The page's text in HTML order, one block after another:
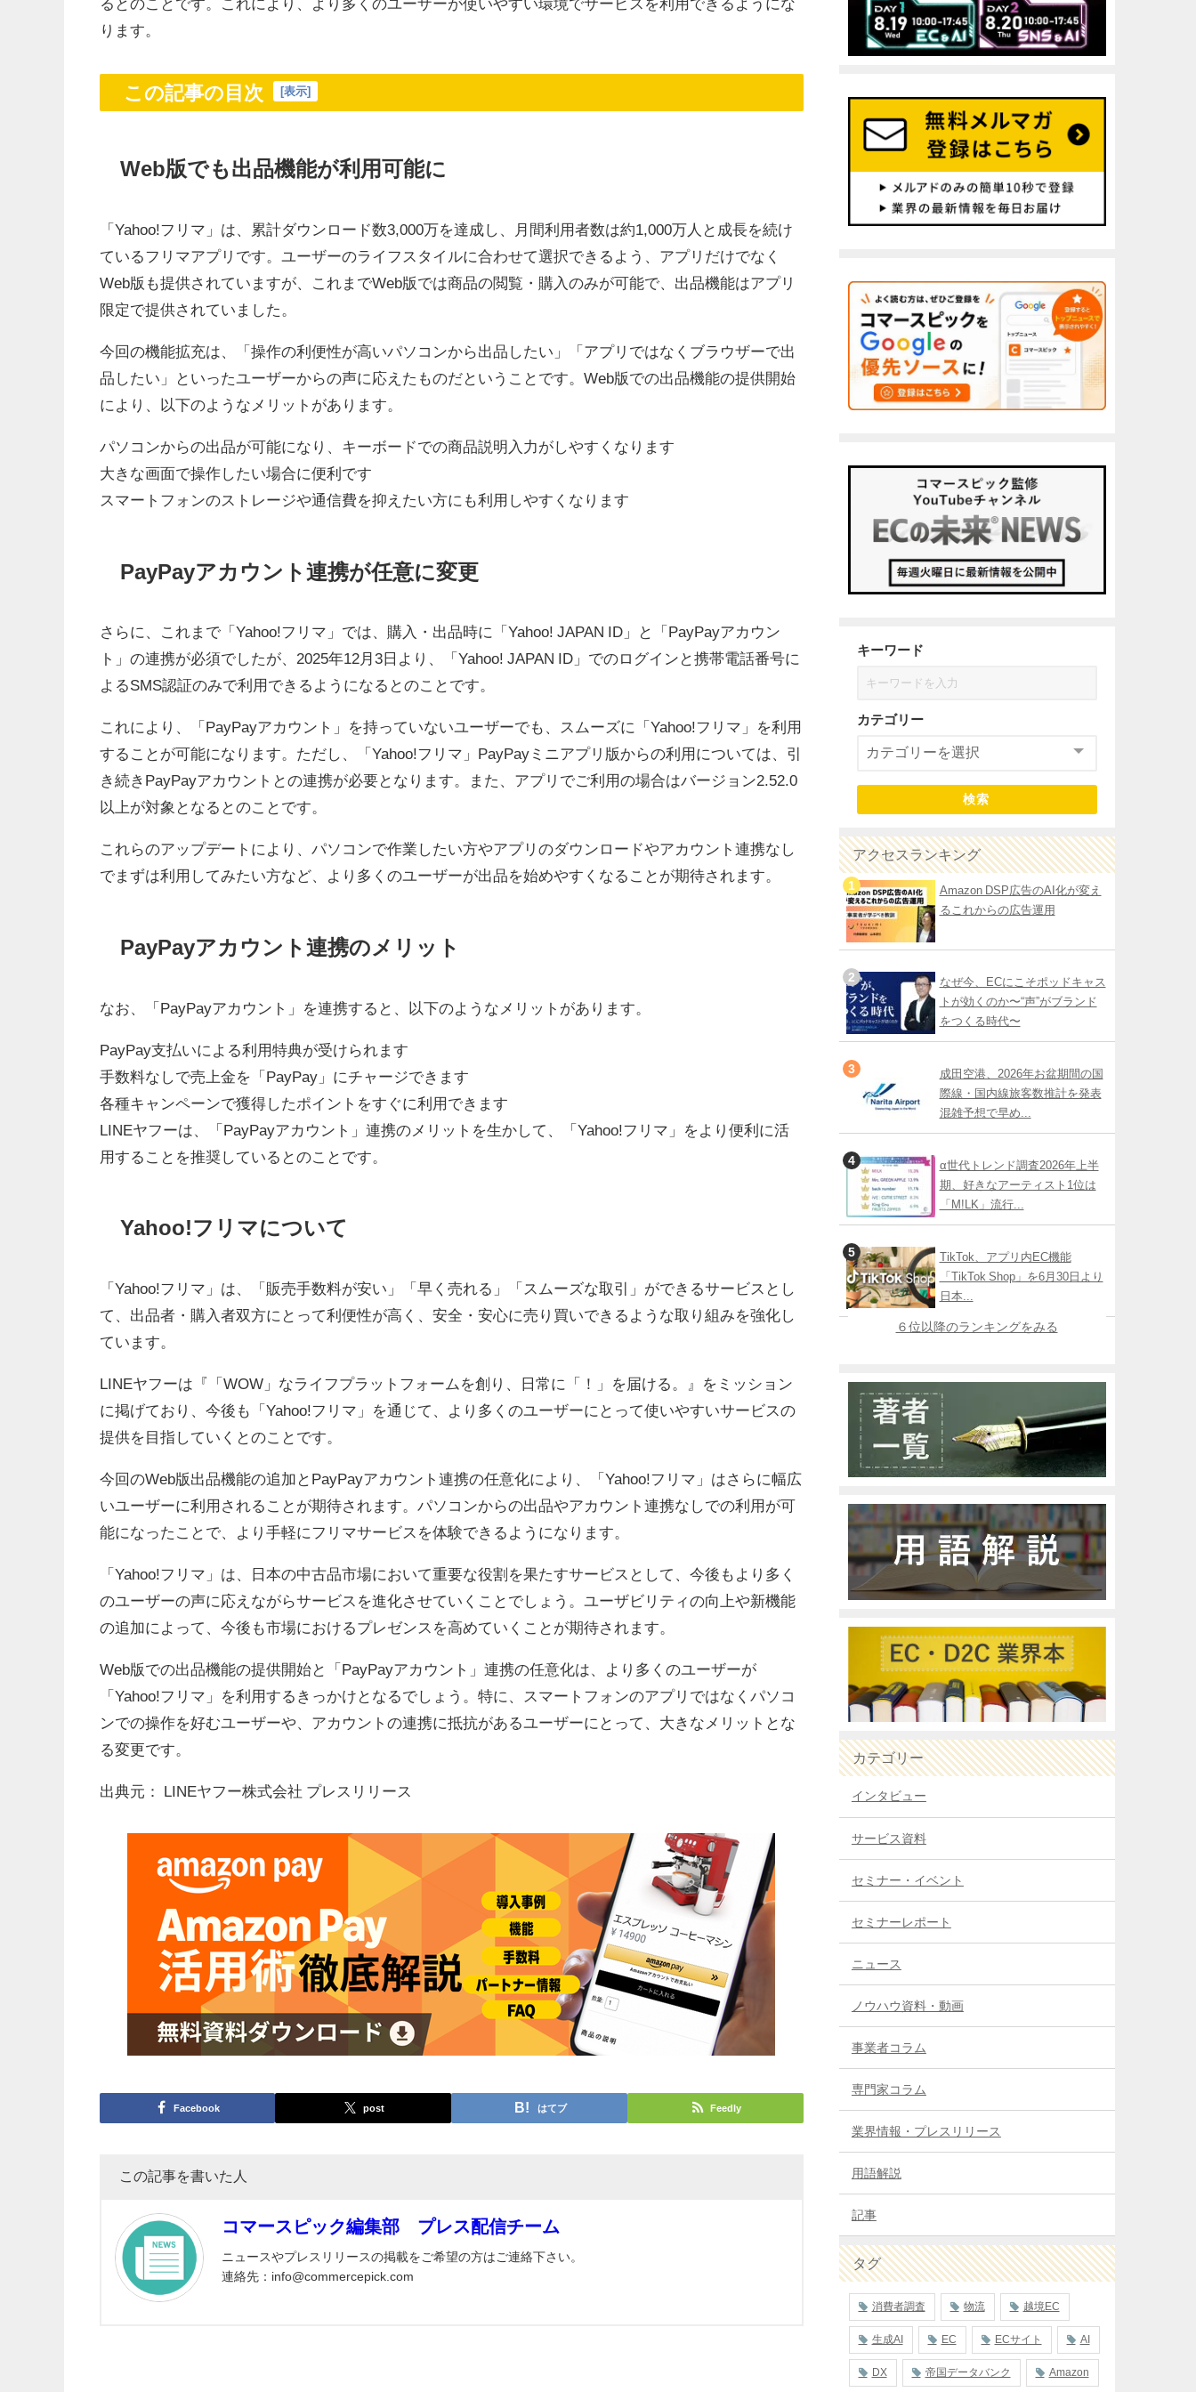
るとのことです。これにより、より多くのユーザーが使いやすい環境でサービスを利用できるようにな
ります。
この記事の目次 [表示]
Web版でも出品機能が利用可能に
「Yahoo!フリマ」は、累計ダウンロード数3,000万を達成し、月間利用者数は約1,000万人と成長を続け
ているフリマアプリです。ユーザーのライフスタイルに合わせて選択できるよう、アプリだけでなく
Web版も提供されていますが、これまでWeb版では商品の閲覧・購入のみが可能で、出品機能はアプリ
限定で提供されていました。
今回の機能拡充は、「操作の利便性が高いパソコンから出品したい」「アプリではなくブラウザーで出
品したい」といったユーザーからの声に応えたものだということです。Web版での出品機能の提供開始
により、以下のようなメリットがあります。
パソコンからの出品が可能になり、キーボードでの商品説明入力がしやすくなります
大きな画面で操作したい場合に便利です
スマートフォンのストレージや通信費を抑えたい方にも利用しやすくなります
PayPayアカウント連携が任意に変更
さらに、これまで「Yahoo!フリマ」では、購入・出品時に「Yahoo! JAPAN ID」と「PayPayアカウン
ト」の連携が必須でしたが、2025年12月3日より、「Yahoo! JAPAN ID」でのログインと携帯電話番号に
よるSMS認証のみで利用できるようになるとのことです。
これにより、「PayPayアカウント」を持っていないユーザーでも、スムーズに「Yahoo!フリマ」を利用
することが可能になります。ただし、「Yahoo!フリマ」PayPayミニアプリ版からの利用については、引
き続きPayPayアカウントとの連携が必要となります。また、アプリでご利用の場合はバージョン2.52.0
以上が対象となるとのことです。
これらのアップデートにより、パソコンで作業したい方やアプリのダウンロードやアカウント連携なし
でまずは利用してみたい方など、より多くのユーザーが出品を始めやすくなることが期待されます。
PayPayアカウント連携のメリット
なお、「PayPayアカウント」を連携すると、以下のようなメリットがあります。
PayPay支払いによる利用特典が受けられます
手数料なしで売上金を「PayPay」にチャージできます
各種キャンペーンで獲得したポイントをすぐに利用できます
LINEヤフーは、「PayPayアカウント」連携のメリットを生かして、「Yahoo!フリマ」をより便利に活
用することを推奨しているとのことです。
Yahoo!フリマについて
「Yahoo!フリマ」は、「販売手数料が安い」「早く売れる」「スムーズな取引」ができるサービスとし
て、出品者・購入者双方にとって利便性が高く、安全・安心に売り買いできるような取り組みを強化し
ています。
LINEヤフーは『「WOW」なライフプラットフォームを創り、日常に「！」を届ける。』をミッション
に掲げており、今後も「Yahoo!フリマ」を通じて、より多くのユーザーにとって使いやすいサービスの
提供を目指していくとのことです。
今回のWeb版出品機能の追加とPayPayアカウント連携の任意化により、「Yahoo!フリマ」はさらに幅広
いユーザーに利用されることが期待されます。パソコンからの出品やアカウント連携なしでの利用が可
能になったことで、より手軽にフリマサービスを体験できるようになります。
「Yahoo!フリマ」は、日本の中古品市場において重要な役割を果たすサービスとして、今後もより多く
のユーザーの声に応えながらサービスを進化させていくことでしょう。ユーザビリティの向上や新機能
の追加によって、今後も市場におけるプレゼンスを高めていくことが期待されます。
Web版での出品機能の提供開始と「PayPayアカウント」連携の任意化は、より多くのユーザーが
「Yahoo!フリマ」を利用するきっかけとなるでしょう。特に、スマートフォンのアプリではなくパソコ
ンでの操作を好むユーザーや、アカウントの連携に抵抗があるユーザーにとって、大きなメリットとな
る変更です。
出典元： LINEヤフー株式会社 プレスリリース
Facebook post はてブ Feedly
この記事を書いた人
コマースピック編集部 プレス配信チーム
ニュースやプレスリリースの掲載をご希望の方はご連絡下さい。
連絡先：info@commercepick.com
キーワード
カテゴリー
検索
アクセスランキング
Amazon DSP広告のAI化が変え
るこれからの広告運用
なぜ今、ECにこそポッドキャス
トが効くのか〜“声”がブランド
をつくる時代〜
成田空港、2026年お盆期間の国
際線・国内線旅客数推計を発表
混雑予想で早め...
α世代トレンド調査2026年上半
期、好きなアーティスト1位は
「M!LK」流行...
TikTok、アプリ内EC機能
「TikTok Shop」を6月30日より
日本...
６位以降のランキングをみる
カテゴリー
インタビュー
サービス資料
セミナー・イベント
セミナーレポート
ニュース
ノウハウ資料・動画
事業者コラム
専門家コラム
業界情報・プレスリリース
用語解説
記事
タグ
消費者調査 物流 越境EC
生成AI EC ECサイト AI
DX 帝国データバンク Amazon